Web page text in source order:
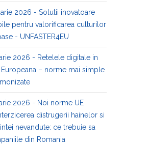
2026 - Solutii inovatoare
pentru valorificarea culturilor
- UNFASTER4EU
2026 - Retelele digitale in
Europeana – norme mai simple
2026 - Noi norme UE
distrugerii hainelor si
nevandute: ce trebuie sa
din Romania